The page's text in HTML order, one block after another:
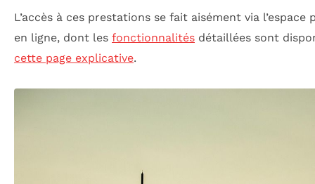
L’accès à ces prestations se fait aisément via l’espace
en ligne, dont les fonctionnalités détaillées sont
cette page explicative.